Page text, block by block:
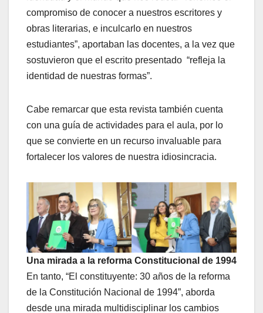
compromiso de conocer a nuestros escritores y
obras literarias, e inculcarlo en nuestros
estudiantes”, aportaban las docentes, a la vez que
sostuvieron que el escrito presentado “refleja la
identidad de nuestras formas”.
Cabe remarcar que esta revista también cuenta
con una guía de actividades para el aula, por lo
que se convierte en un recurso invaluable para
fortalecer los valores de nuestra idiosincracia.
Una mirada a la reforma Constitucional de 1994
En tanto, “El constituyente: 30 años de la reforma
de la Constitución Nacional de 1994”, aborda
desde una mirada multidisciplinar los cambios